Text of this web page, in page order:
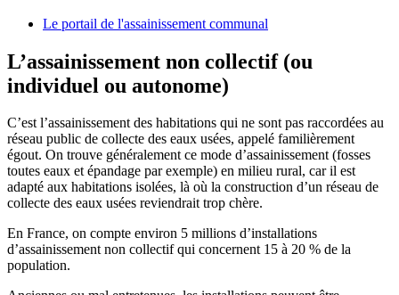
Le portail de l'assainissement communal
L’assainissement non collectif (ou
individuel ou autonome)
C’est l’assainissement des habitations qui ne sont pas raccordées au
réseau public de collecte des eaux usées, appelé familièrement
égout. On trouve généralement ce mode d’assainissement (fosses
toutes eaux et épandage par exemple) en milieu rural, car il est
adapté aux habitations isolées, là où la construction d’un réseau de
collecte des eaux usées reviendrait trop chère.
En France, on compte environ 5 millions d’installations
d’assainissement non collectif qui concernent 15 à 20 % de la
population.